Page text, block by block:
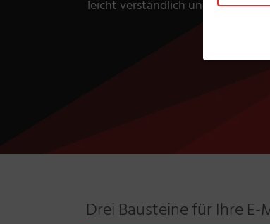
leicht verständlich und in unter
Drei Bausteine für Ihre